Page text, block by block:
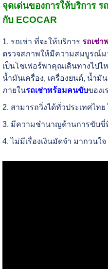
จุดเด่นของการให้บริการ
กับ ECOCAR
1. รถเช่า ที่จะให้บริการ รถเช่า
ตรวจสภาพให้มีความสมบูรณ์
เป็นโชเฟอร์พาคุณเดินทางไปไ
น้ำมันเครื่อง, เครื่องยนต์, น้ำมั
ภายในรถเช่าพร้อมคนขับของเ
2. สามารถวิ่งได้ทั่วประเทศไท
3. มีความชำนาญด้านการขับขี่
4. ไม่มีเรื่องเงินมัดจำ มากวนใจ